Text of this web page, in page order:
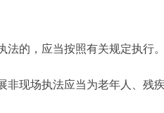
的，应当按照有关规定执行。
现场执法应当为老年人、残